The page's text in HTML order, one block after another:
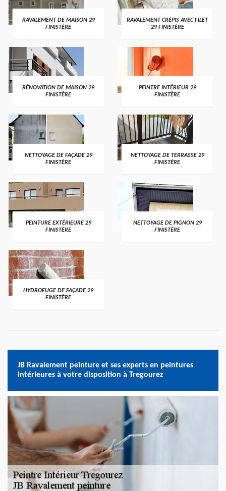
RAVALEMENT DE MAISON 29
FINISTÈRE
RAVALEMENT CRÉPIS AVEC FILET
29 FINISTÈRE
RÉNOVATION DE MAISON 29
FINISTÈRE
PEINTRE INTÉRIEUR 29
FINISTÈRE
NETTOYAGE DE FAÇADE 29
FINISTÈRE
NETTOYAGE DE TERRASSE 29
FINISTÈRE
PEINTURE EXTÉRIEURE 29
FINISTÈRE
NETTOYAGE DE PIGNON 29
FINISTÈRE
HYDROFUGE DE FAÇADE 29
FINISTÈRE
JB Ravalement peinture et ses experts en peintures
intérieures à votre disposition à Tregourez